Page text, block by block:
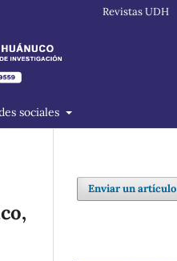
sociales
Revistas UDH
Enviar un artículo